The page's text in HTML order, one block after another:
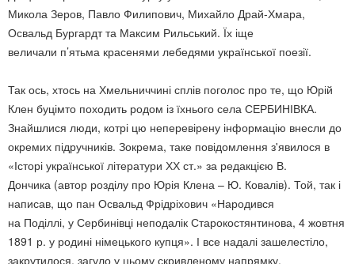
Микола Зеров, Павло Филипович, Михайло Драй-Хмара,
Освальд Бургардт та Максим Рильський. Їх іще
величали п’ятьма красенями лебедями української поезії.
Так ось, хтось на Хмельниччині сплів поголос про те, що Юрій
Клен буцімто походить родом із їхнього села СЕРБИНІВКА.
Знайшлися люди, котрі цю неперевірену інформацію внесли до
окремих підручників. Зокрема, таке повідомлення з'явилося в
«Історі української літератури ХХ ст.» за редакцією В.
Дончика (автор розділу про Юрія Клена – Ю. Ковалів). Той, так і
написав, що пан Освальд Фрідріхович «Народився
на Поділлі, у Сербинівці неподалік Старокостянтинова, 4 жовтня
1891 р. у родині німецького купця». І все надалі зашелестіло,
закрутилося, загуло у цьому скривленому напрямку.